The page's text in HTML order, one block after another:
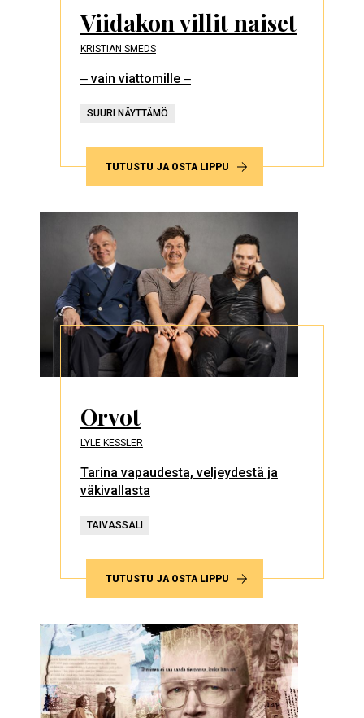
Viidakon villit naiset
KRISTIAN SMEDS
‒ vain viattomille ‒
SUURI NÄYTTÄMÖ
TUTUSTU JA OSTA LIPPU
Orvot
LYLE KESSLER
Tarina vapaudesta, veljeydestä ja
väkivallasta
TAIVASSALI
TUTUSTU JA OSTA LIPPU